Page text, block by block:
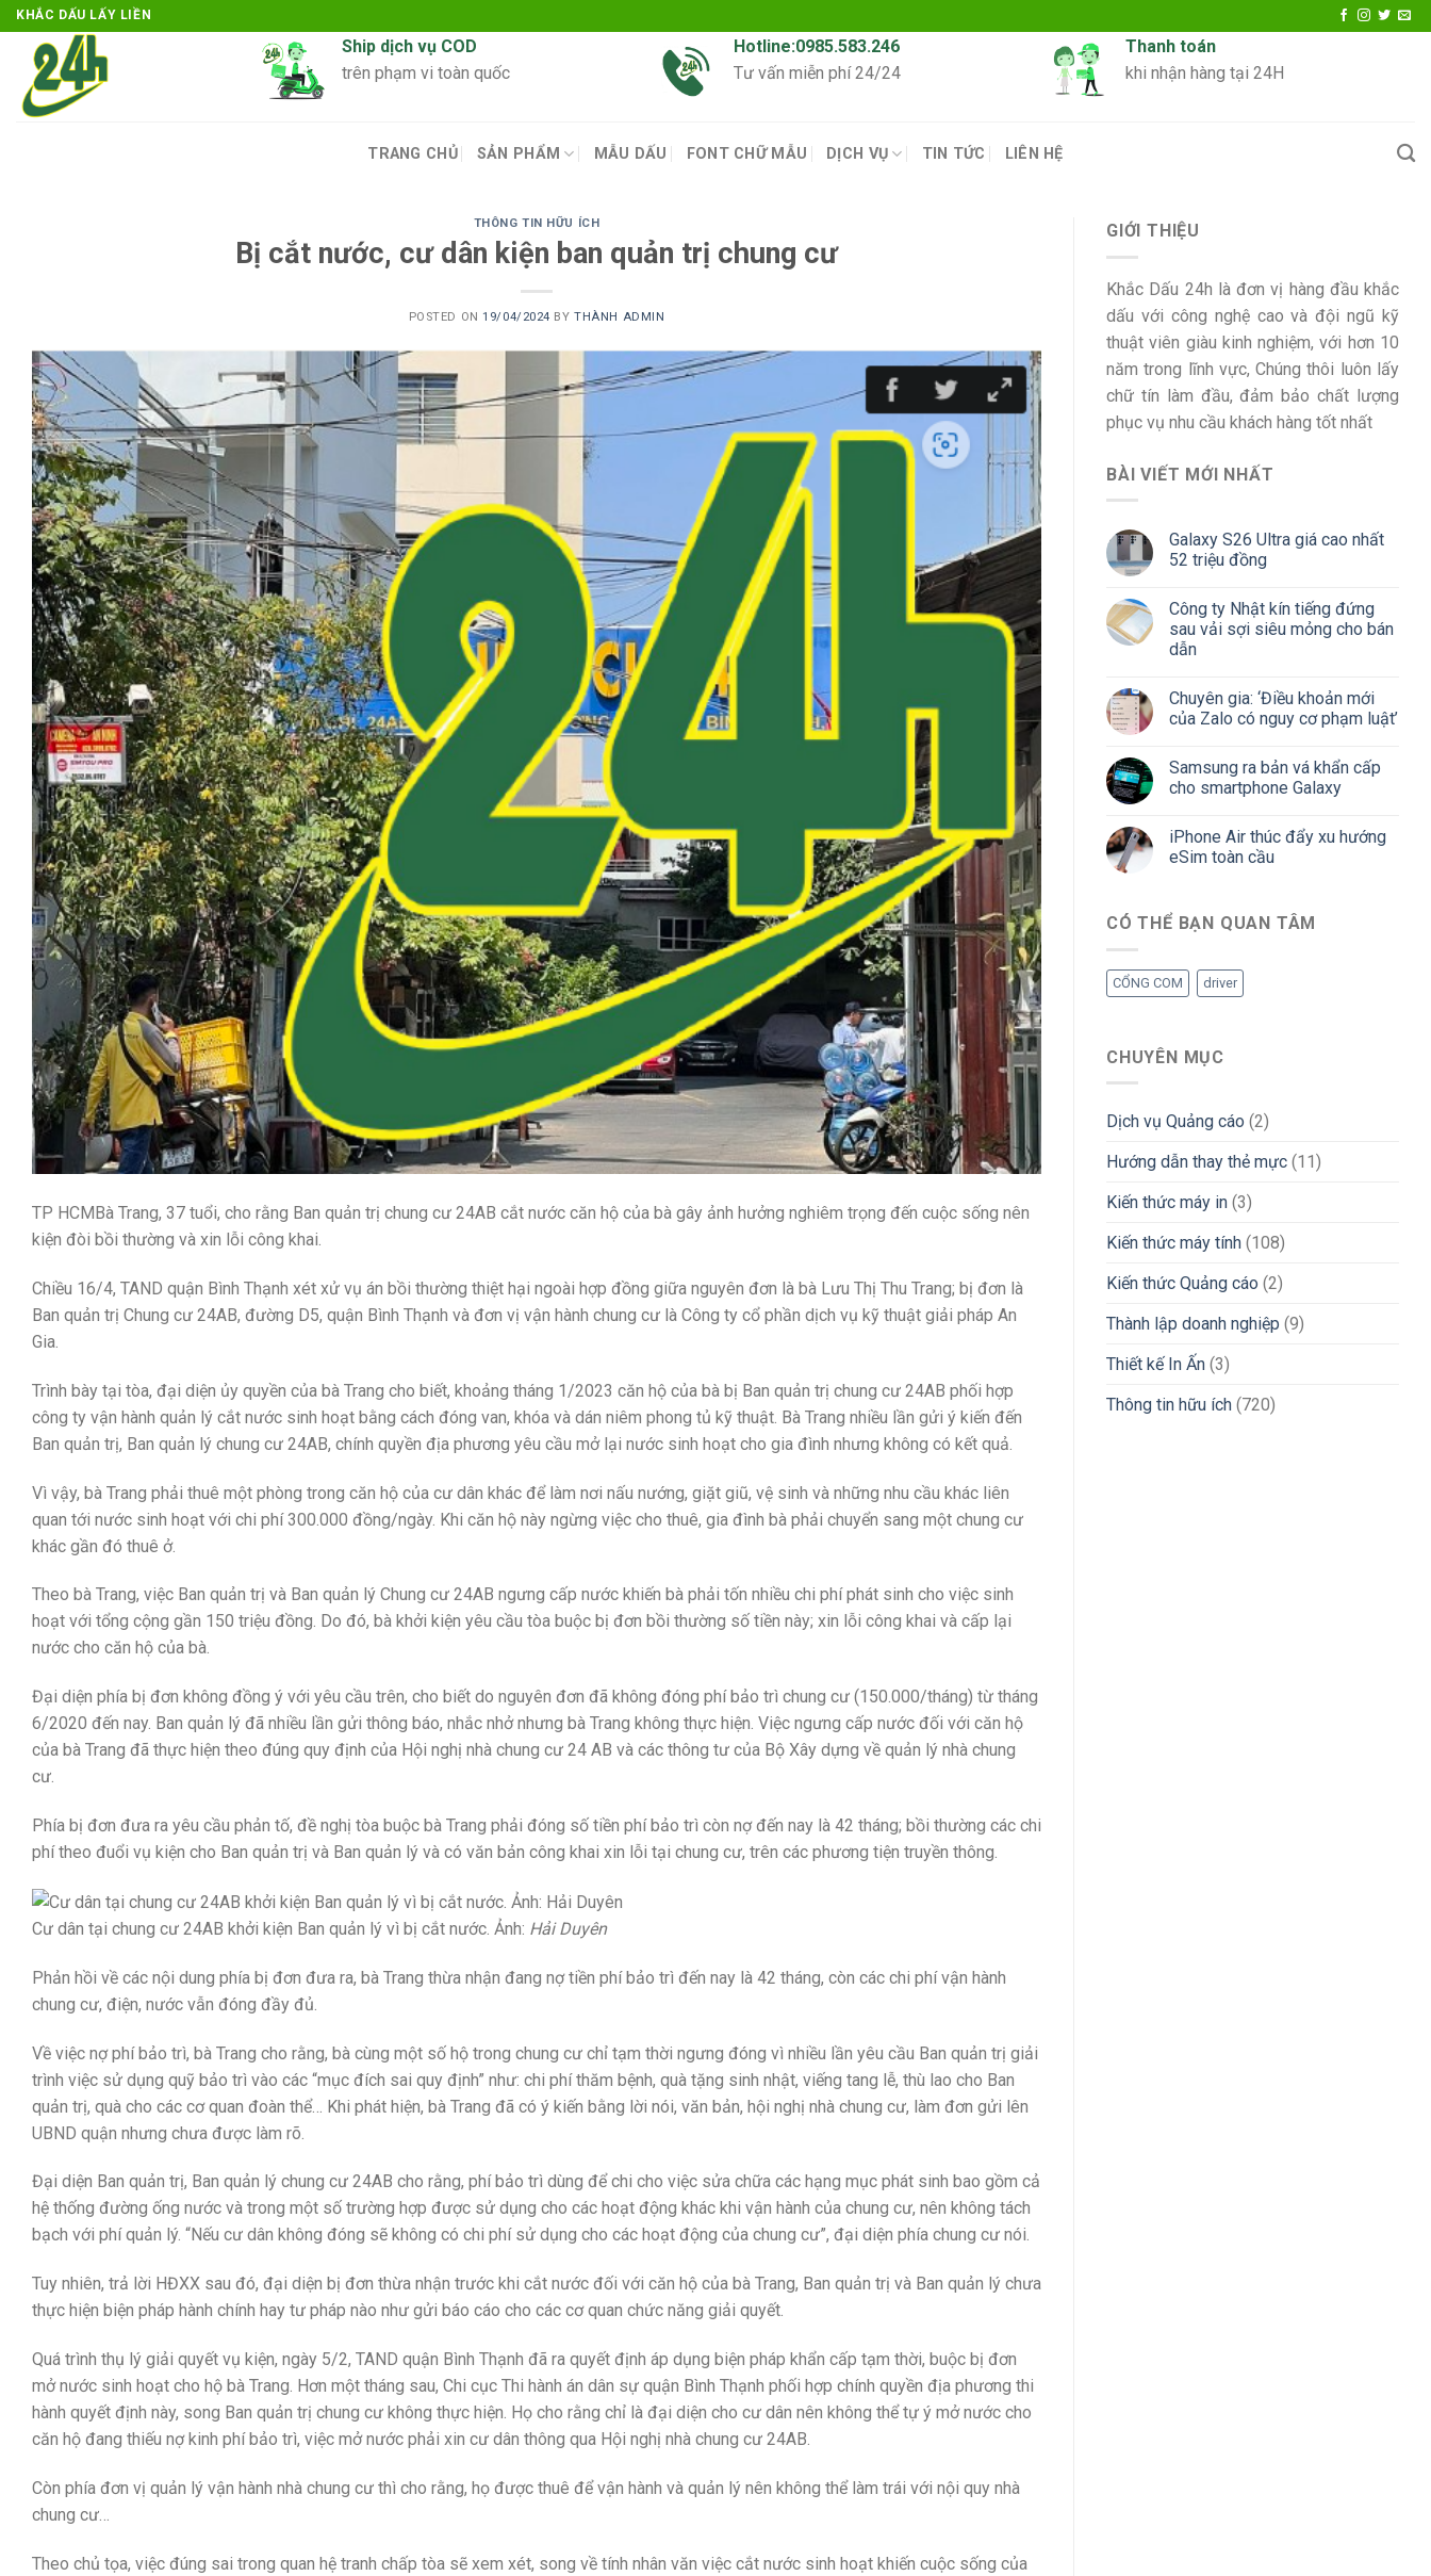
Skip
to
content
KHẮC DẤU LẤY LIỀN
Ship dịch vụ COD
trên phạm vi toàn quốc
Hotline:0985.583.246
Tư vấn miễn phí 24/24
Thanh toán
khi nhận hàng tại 24H
TRANG CHỦ SẢN PHẨM MẪU DẤU FONT CHỮ MẪU DỊCH VỤ TIN TỨC LIÊN HỆ
THÔNG TIN HỮU ÍCH
Bị cắt nước, cư dân kiện ban quản trị chung cư
POSTED ON19/04/2024 BYTHÀNH ADMIN
TP HCM Bà Trang, 37 tuổi, cho rằng Ban quản trị chung cư 24AB cắt nước căn hộ của bà gây ảnh hưởng nghiêm trọng đến cuộc sống nên
kiện đòi bồi thường và xin lỗi công khai.
Chiều 16/4, TAND quận Bình Thạnh xét xử vụ án bồi thường thiệt hại ngoài hợp đồng giữa nguyên đơn là bà Lưu Thị Thu Trang; bị đơn là
Ban quản trị Chung cư 24AB, đường D5, quận Bình Thạnh và đơn vị vận hành chung cư là Công ty cổ phần dịch vụ kỹ thuật giải pháp An
Gia.
Trình bày tại tòa, đại diện ủy quyền của bà Trang cho biết, khoảng tháng 1/2023 căn hộ của bà bị Ban quản trị chung cư 24AB phối hợp
công ty vận hành quản lý cắt nước sinh hoạt bằng cách đóng van, khóa và dán niêm phong tủ kỹ thuật. Bà Trang nhiều lần gửi ý kiến đến
Ban quản trị, Ban quản lý chung cư 24AB, chính quyền địa phương yêu cầu mở lại nước sinh hoạt cho gia đình nhưng không có kết quả.
Vì vậy, bà Trang phải thuê một phòng trong căn hộ của cư dân khác để làm nơi nấu nướng, giặt giũ, vệ sinh và những nhu cầu khác liên
quan tới nước sinh hoạt với chi phí 300.000 đồng/ngày. Khi căn hộ này ngừng việc cho thuê, gia đình bà phải chuyển sang một chung cư
khác gần đó thuê ở.
Theo bà Trang, việc Ban quản trị và Ban quản lý Chung cư 24AB ngưng cấp nước khiến bà phải tốn nhiều chi phí phát sinh cho việc sinh
hoạt với tổng cộng gần 150 triệu đồng. Do đó, bà khởi kiện yêu cầu tòa buộc bị đơn bồi thường số tiền này; xin lỗi công khai và cấp lại
nước cho căn hộ của bà.
Đại diện phía bị đơn không đồng ý với yêu cầu trên, cho biết do nguyên đơn đã không đóng phí bảo trì chung cư (150.000/tháng) từ tháng
6/2020 đến nay. Ban quản lý đã nhiều lần gửi thông báo, nhắc nhở nhưng bà Trang không thực hiện. Việc ngưng cấp nước đối với căn hộ
của bà Trang đã thực hiện theo đúng quy định của Hội nghị nhà chung cư 24 AB và các thông tư của Bộ Xây dựng về quản lý nhà chung
cư.
Phía bị đơn đưa ra yêu cầu phản tố, đề nghị tòa buộc bà Trang phải đóng số tiền phí bảo trì còn nợ đến nay là 42 tháng; bồi thường các chi
phí theo đuổi vụ kiện cho Ban quản trị và Ban quản lý và có văn bản công khai xin lỗi tại chung cư, trên các phương tiện truyền thông.
Cư dân tại chung cư 24AB khởi kiện Ban quản lý vì bị cắt nước. Ảnh: Hải Duyên
Phản hồi về các nội dung phía bị đơn đưa ra, bà Trang thừa nhận đang nợ tiền phí bảo trì đến nay là 42 tháng, còn các chi phí vận hành
chung cư, điện, nước vẫn đóng đầy đủ.
Về việc nợ phí bảo trì, bà Trang cho rằng, bà cùng một số hộ trong chung cư chỉ tạm thời ngưng đóng vì nhiều lần yêu cầu Ban quản trị giải
trình việc sử dụng quỹ bảo trì vào các “mục đích sai quy định” như: chi phí thăm bệnh, quà tặng sinh nhật, viếng tang lễ, thù lao cho Ban
quản trị, quà cho các cơ quan đoàn thể… Khi phát hiện, bà Trang đã có ý kiến bằng lời nói, văn bản, hội nghị nhà chung cư, làm đơn gửi lên
UBND quận nhưng chưa được làm rõ.
Đại diện Ban quản trị, Ban quản lý chung cư 24AB cho rằng, phí bảo trì dùng để chi cho việc sửa chữa các hạng mục phát sinh bao gồm cả
hệ thống đường ống nước và trong một số trường hợp được sử dụng cho các hoạt động khác khi vận hành của chung cư, nên không tách
bạch với phí quản lý. “Nếu cư dân không đóng sẽ không có chi phí sử dụng cho các hoạt động của chung cư”, đại diện phía chung cư nói.
Tuy nhiên, trả lời HĐXX sau đó, đại diện bị đơn thừa nhận trước khi cắt nước đối với căn hộ của bà Trang, Ban quản trị và Ban quản lý chưa
thực hiện biện pháp hành chính hay tư pháp nào như gửi báo cáo cho các cơ quan chức năng giải quyết.
Quá trình thụ lý giải quyết vụ kiện, ngày 5/2, TAND quận Bình Thạnh đã ra quyết định áp dụng biện pháp khẩn cấp tạm thời, buộc bị đơn
mở nước sinh hoạt cho hộ bà Trang. Hơn một tháng sau, Chi cục Thi hành án dân sự quận Bình Thạnh phối hợp chính quyền địa phương thi
hành quyết định này, song Ban quản trị chung cư không thực hiện. Họ cho rằng chỉ là đại diện cho cư dân nên không thể tự ý mở nước cho
căn hộ đang thiếu nợ kinh phí bảo trì, việc mở nước phải xin cư dân thông qua Hội nghị nhà chung cư 24AB.
Còn phía đơn vị quản lý vận hành nhà chung cư thì cho rằng, họ được thuê để vận hành và quản lý nên không thể làm trái với nội quy nhà
chung cư…
Theo chủ tọa, việc đúng sai trong quan hệ tranh chấp tòa sẽ xem xét, song về tính nhân văn việc cắt nước sinh hoạt khiến cuộc sống của
GIỚI THIỆU
Khắc Dấu 24h là đơn vị hàng đầu khắc
dấu với công nghệ cao và đội ngũ kỹ
thuật viên giàu kinh nghiệm, với hơn 10
năm trong lĩnh vực, Chúng thôi luôn lấy
chữ tín làm đầu, đảm bảo chất lượng
phục vụ nhu cầu khách hàng tốt nhất
BÀI VIẾT MỚI NHẤT
Galaxy S26 Ultra giá cao nhất
52 triệu đồng
Công ty Nhật kín tiếng đứng
sau vải sợi siêu mỏng cho bán
dẫn
Chuyên gia: ‘Điều khoản mới
của Zalo có nguy cơ phạm luật’
Samsung ra bản vá khẩn cấp
cho smartphone Galaxy
iPhone Air thúc đẩy xu hướng
eSim toàn cầu
CÓ THỂ BẠN QUAN TÂM
CỔNG COM driver
CHUYÊN MỤC
Dịch vụ Quảng cáo (2)
Hướng dẫn thay thẻ mực (11)
Kiến thức máy in (3)
Kiến thức máy tính (108)
Kiến thức Quảng cáo (2)
Thành lập doanh nghiệp (9)
Thiết kế In Ấn (3)
Thông tin hữu ích (720)